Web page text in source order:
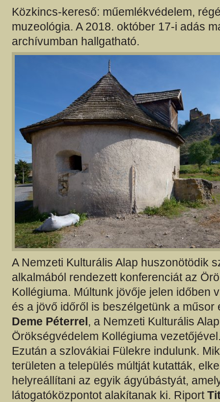
Közkincs-kereső: műemlékvédelem,
muzeológia. A 2018. október 17-i adás
archívumban hallgatható.
A Nemzeti Kulturális Alap huszonötödik
alkalmából rendezett konferenciát az
Kollégiuma. Múltunk jövője jelen időben
és a jövő időről is beszélgetünk a műsor
Deme Péterrel , a Nemzeti Kulturális Alap
Örökségvédelem Kollégiuma
Ezután a szlovákiai Fülekre indulunk.
területen a település múltját kutatták,
helyreállítani az egyik ágyúbástyát,
látogatóközpontot alakítanak ki. Riport